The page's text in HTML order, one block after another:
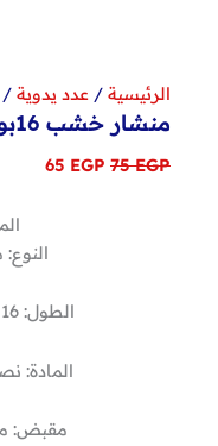
الرئيسية / عدد يدوية /
منشار خشب 16بوصه
75EGP
السعر65 EGP
السعر
65 EGP.
الطول: 16 بوصة (حوالي 40 سم)
المادة:
مقبض: